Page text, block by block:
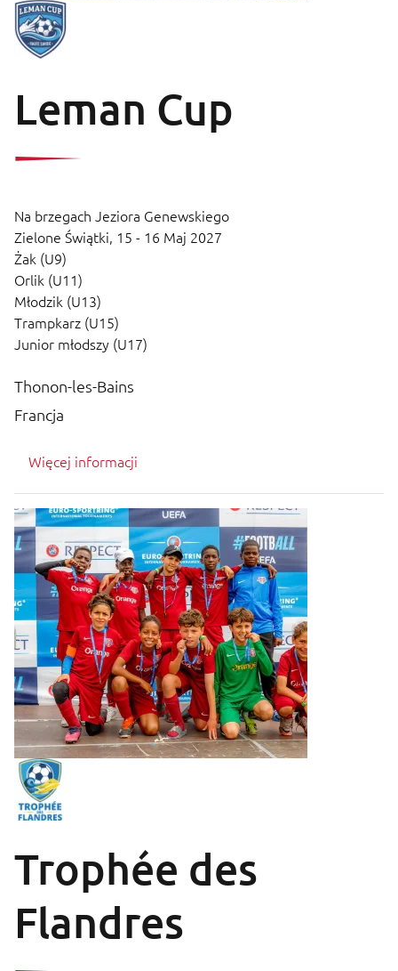
Leman Cup
Na brzegach Jeziora Genewskiego
Zielone Świątki, 15 - 16 Maj 2027
Żak (U9)
Orlik (U11)
Młodzik (U13)
Trampkarz (U15)
Junior młodszy (U17)
Thonon-les-Bains
Francja
Więcej informacji
Trophée des
Flandres